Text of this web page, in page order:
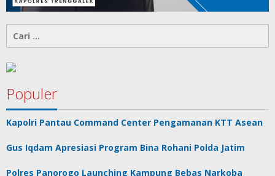
untuk:
Populer
Kapolri Pantau Command Center Pengamanan KTT Asean
Gus Iqdam Apresiasi Program Bina Rohani Polda Jatim
Polres Panorogo Launching Kampung Bebas Narkoba